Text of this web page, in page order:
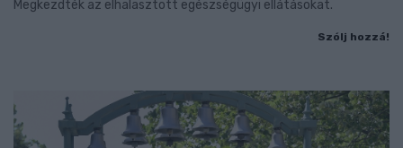
Megkezdték az elhalasztott egészségügyi ellátásokat.
Szólj hozzá!